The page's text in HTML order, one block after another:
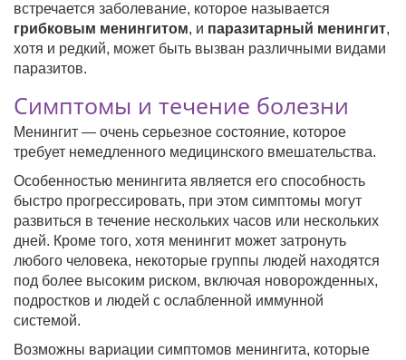
встречается заболевание, которое называется
грибковым менингитом, и паразитарный менингит,
хотя и редкий, может быть вызван различными видами
паразитов.
Симптомы и течение болезни
Менингит — очень серьезное состояние, которое
требует немедленного медицинского вмешательства.
Особенностью менингита является его способность
быстро прогрессировать, при этом симптомы могут
развиться в течение нескольких часов или нескольких
дней. Кроме того, хотя менингит может затронуть
любого человека, некоторые группы людей находятся
под более высоким риском, включая новорожденных,
подростков и людей с ослабленной иммунной
системой.
Возможны вариации симптомов менингита, которые